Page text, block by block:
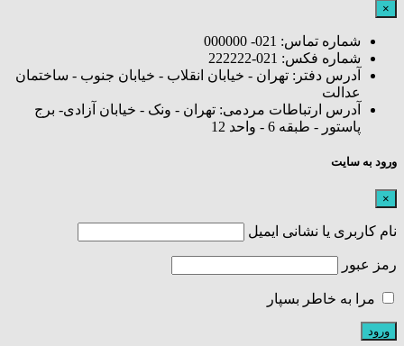
×
شماره تماس: 021- 000000
شماره فکس: 021-222222
آدرس دفتر: تهران - خیابان انقلاب - خیابان جنوب - ساختمان
عدالت
آدرس ارتباطات مردمی: تهران - ونک - خیابان آزادی- برج
پاستور - طبقه 6 - واحد 12
ورود به سایت
×
نام کاربری یا نشانی ایمیل
رمز عبور
مرا به خاطر بسپار